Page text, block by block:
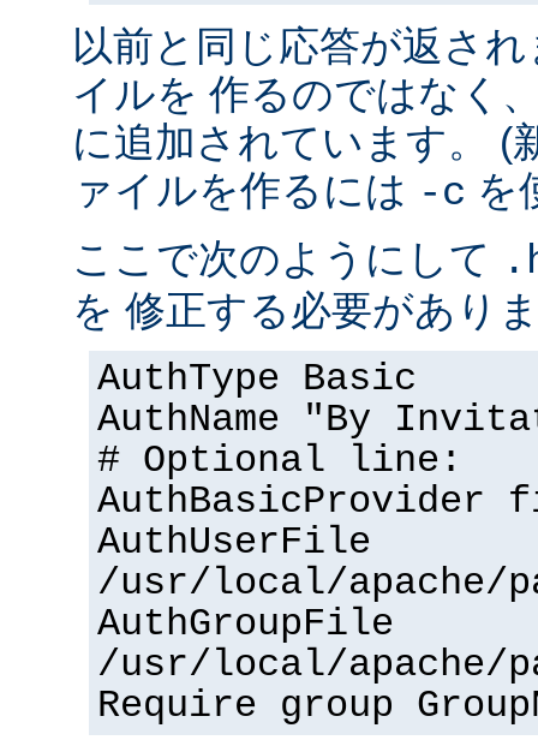
以前と同じ応答が返さ
イルを 作るのではなく
に追加されています。 (
ァイルを作るには -c を
ここで次のようにして
を 修正する必要があり
AuthType Basic
AuthName "By
# Optional line:
AuthBasicProvider
AuthUserFile
/usr/local/apache/
AuthGroupFile
/usr/local/apache/
Require group